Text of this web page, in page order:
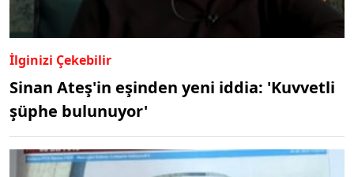
İlginizi Çekebilir
Sinan Ateş'in eşinden yeni iddia: 'Kuvvetli
şüphe bulunuyor'